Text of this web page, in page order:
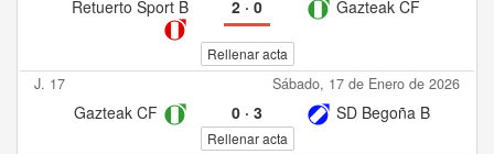
Retuerto Sport B 2· 0 Gazteak CF
Rellenar acta
J. 17 Sábado, 17 de Enero de 2026
Gazteak CF 0· 3 SD Begoña B
Rellenar acta